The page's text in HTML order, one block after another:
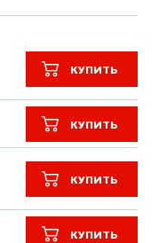
КУПИТЬ
КУПИТЬ
КУПИТЬ
КУПИТЬ